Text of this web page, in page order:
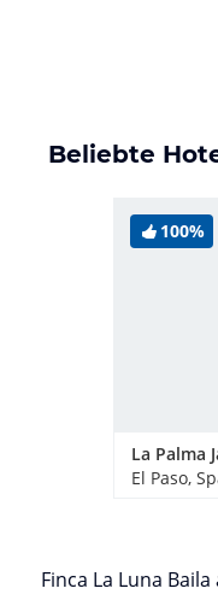
Beliebte
100%
La Palma
El Paso,
Finca La Luna